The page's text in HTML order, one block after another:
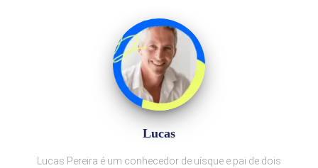
Lucas
Lucas Pereira é um conhecedor de uísque e pai de dois